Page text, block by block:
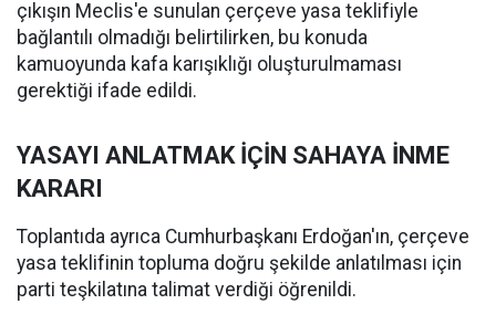
çıkışın Meclis'e sunulan çerçeve yasa teklifiyle
bağlantılı olmadığı belirtilirken, bu konuda
kamuoyunda kafa karışıklığı oluşturulmaması
gerektiği ifade edildi.
YASAYI ANLATMAK İÇİN SAHAYA İNME
KARARI
Toplantıda ayrıca Cumhurbaşkanı Erdoğan'ın, çerçeve
yasa teklifinin topluma doğru şekilde anlatılması için
parti teşkilatına talimat verdiği öğrenildi.